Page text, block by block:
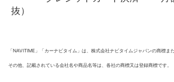
抜）
「NAVITIME」「カーナビタイム」は、株式会社ナビタイムジャパンの商標ま
その他、記載されている会社名や商品名等は、各社の商標又は登録商標です。